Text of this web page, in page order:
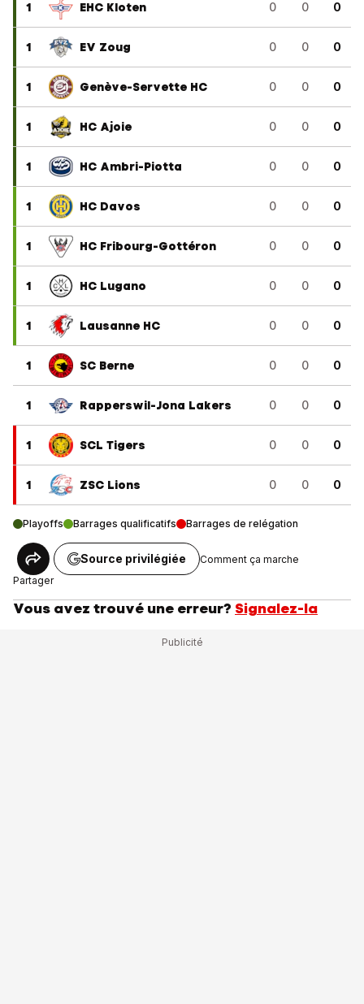
1 EHC Kloten 0 0 0
1 EV Zoug 0 0 0
1 Genève-Servette HC 0 0 0
1 HC Ajoie 0 0 0
1 HC Ambri-Piotta 0 0 0
1 HC Davos 0 0 0
1 HC Fribourg-Gottéron 0 0 0
1 HC Lugano 0 0 0
1 Lausanne HC 0 0 0
1 SC Berne 0 0 0
1 Rapperswil-Jona Lakers 0 0 0
1 SCL Tigers 0 0 0
1 ZSC Lions 0 0 0
Playoffs Barrages qualificatifs Barrages de relégation
Partager
Source privilégiée Comment ça marche
Vous avez trouvé une erreur? Signalez-la